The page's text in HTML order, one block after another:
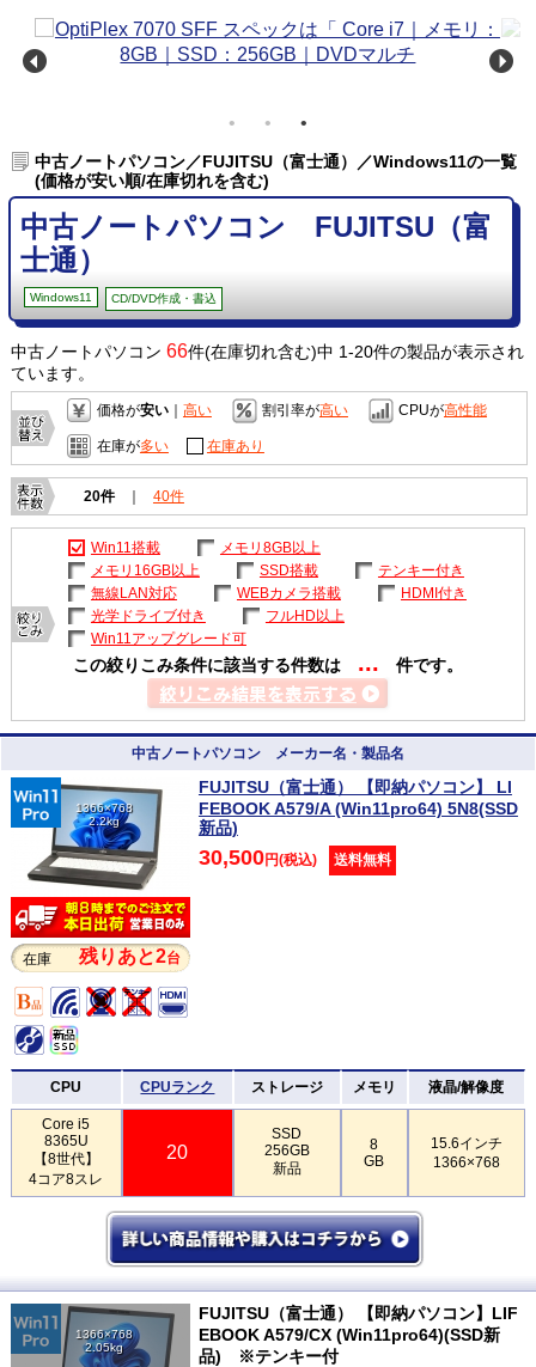
中古ノートパソコン／FUJITSU（富士通）／Windows11の一覧
(価格が安い順/在庫切れを含む)
中古ノートパソコン FUJITSU（富
士通）
Windows11 CD/DVD作成・書込
中古ノートパソコン 66件(在庫切れ含む)中 1-20件の製品が表示され
ています。
価格が安い｜ 高い 割引率が高い CPUが高性能
在庫が多い 在庫あり
20件 ｜ 40件
Win11搭載
メモリ8GB以上
メモリ16GB以上
SSD搭載
テンキー付き
無線LAN対応
WEBカメラ搭載
HDMI付き
光学ドライブ付き
フルHD以上
Win11アップグレード可
この絞りこみ条件に該当する件数は ... 件です。
中古ノートパソコン メーカー名・製品名
1366×768
2.2kg
在庫 残りあと2台
FUJITSU（富士通） 【即納パソコン】 LI
FEBOOK A579/A (Win11pro64) 5N8(SSD
新品)
30,500円(税込) 送料無料
CPU CPUランク ストレージ メモリ 液晶/解像度
Core i5
8365U
【8世代】
4コア8スレ
20
SSD
256GB
新品
8
GB
15.6インチ
1366×768
1366×768
2.05kg
FUJITSU（富士通） 【即納パソコン】LIF
EBOOK A579/CX (Win11pro64)(SSD新
品) ※テンキー付